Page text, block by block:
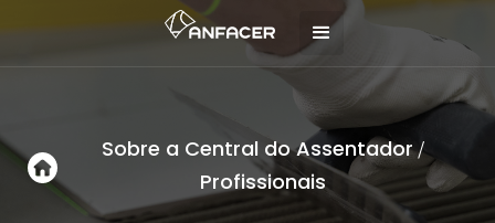
Sobre a Central do Assentador/
Profissionais